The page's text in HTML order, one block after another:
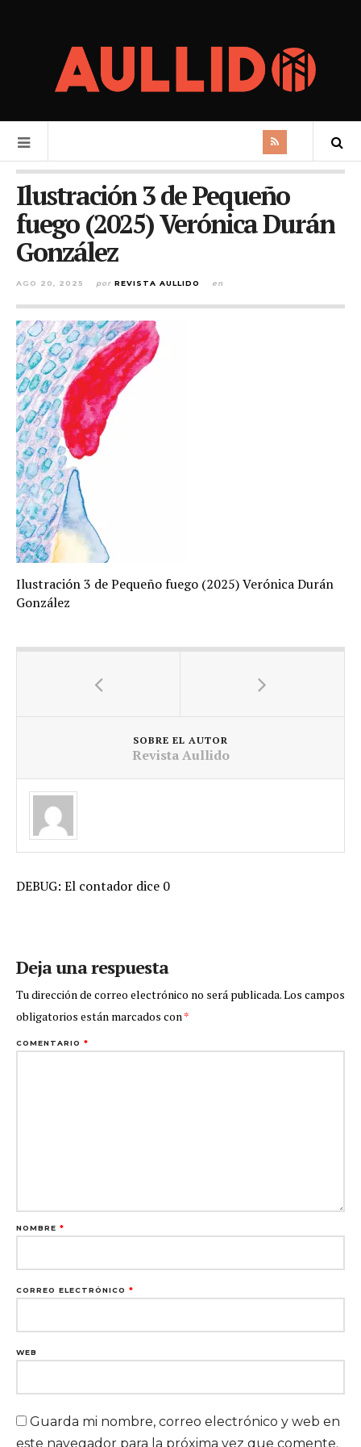
Ilustración 3 de Pequeño
fuego (2025) Verónica Durán
González
AGO 20, 2025 por REVISTA AULLIDO en
Ilustración 3 de Pequeño fuego (2025) Verónica Durán
González
SOBRE EL AUTOR
Revista Aullido
DEBUG: El contador dice 0
Deja una respuesta
Tu dirección de correo electrónico no será publicada.Los campos
obligatorios están marcados con*
COMENTARIO *
NOMBRE *
CORREO ELECTRÓNICO *
WEB
Guarda mi nombre, correo electrónico y web en
este navegador para la próxima vez que comente.